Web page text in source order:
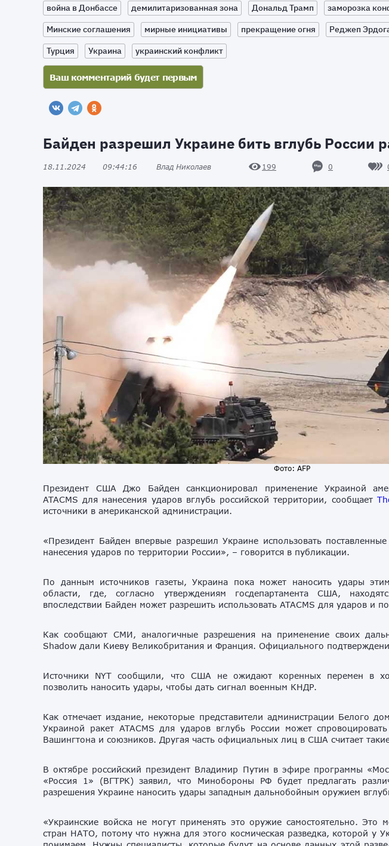
война в Донбассе демилитаризованная зона Дональд Трамп заморозка
Минские соглашения
мирные инициативы прекращение огня Реджеп
Турция
Украина украинский конфликт
Байден разрешил Украине бить вглубь России
18.11.2024 09:44:16 Влад Николаев 199 0
Фото: AFP
Президент США Джо Байден санкционировал применение Украиной
ATACMS для нанесения ударов вглубь российской территории, сообщает
источники в американской администрации.
«Президент Байден впервые разрешил Украине использовать
нанесения ударов по территории России», – говорится в публикации.
По данным источников газеты, Украина пока может наносить удары
области, где, согласно утверждениям госдепартамента США,
впоследствии Байден может разрешить использовать ATACMS для ударов и
Как сообщают СМИ, аналогичные разрешения на применение своих
Shadow дали Киеву Великобритания и Франция. Официального
Источники NYT сообщили, что США не ожидают коренных перемен в
позволить наносить удары, чтобы дать сигнал военным КНДР.
Как отмечает издание, некоторые представители администрации Белого
Украиной ракет ATACMS для ударов вглубь России может
Вашингтона и союзников. Другая часть официальных лиц в США считает
В октябре российский президент Владимир Путин в эфире программы
«Россия 1» (ВГТРК) заявил, что Минобороны РФ будет предлагать
разрешения Украине наносить удары западным дальнобойным оружием
«Украинские войска не могут применять это оружие самостоятельно. Это
стран НАТО, потому что нужна для этого космическая разведка, которой у